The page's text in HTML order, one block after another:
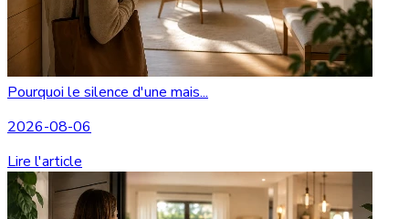
Pourquoi le silence d'une mais...
2026-08-06
Lire l'article